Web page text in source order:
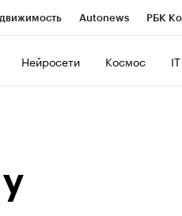
Autonews РБК
Нейросети Космос IT